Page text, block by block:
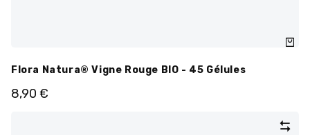
Flora Natura® Vigne Rouge BIO - 45 Gélules
8,90 €